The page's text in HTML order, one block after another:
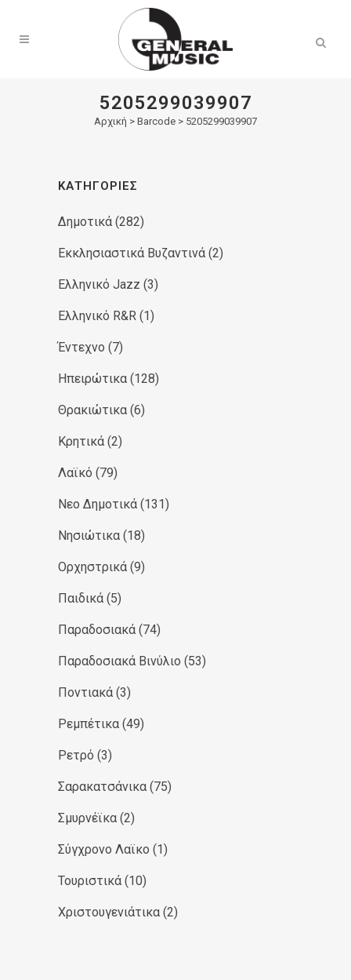
5205299039907
Αρχική > Barcode > 5205299039907
ΚΑΤΗΓΟΡΊΕΣ
Δημοτικά (282)
Εκκλησιαστικά Βυζαντινά (2)
Ελληνικό Jazz (3)
Ελληνικό R&R (1)
Έντεχνο (7)
Ηπειρώτικα (128)
Θρακιώτικα (6)
Κρητικά (2)
Λαϊκό (79)
Νεο Δημοτικά (131)
Νησιώτικα (18)
Ορχηστρικά (9)
Παιδικά (5)
Παραδοσιακά (74)
Παραδοσιακά Βινύλιο (53)
Ποντιακά (3)
Ρεμπέτικα (49)
Ρετρό (3)
Σαρακατσάνικα (75)
Σμυρνέϊκα (2)
Σύγχρονο Λαϊκο (1)
Τουριστικά (10)
Χριστουγενιάτικα (2)